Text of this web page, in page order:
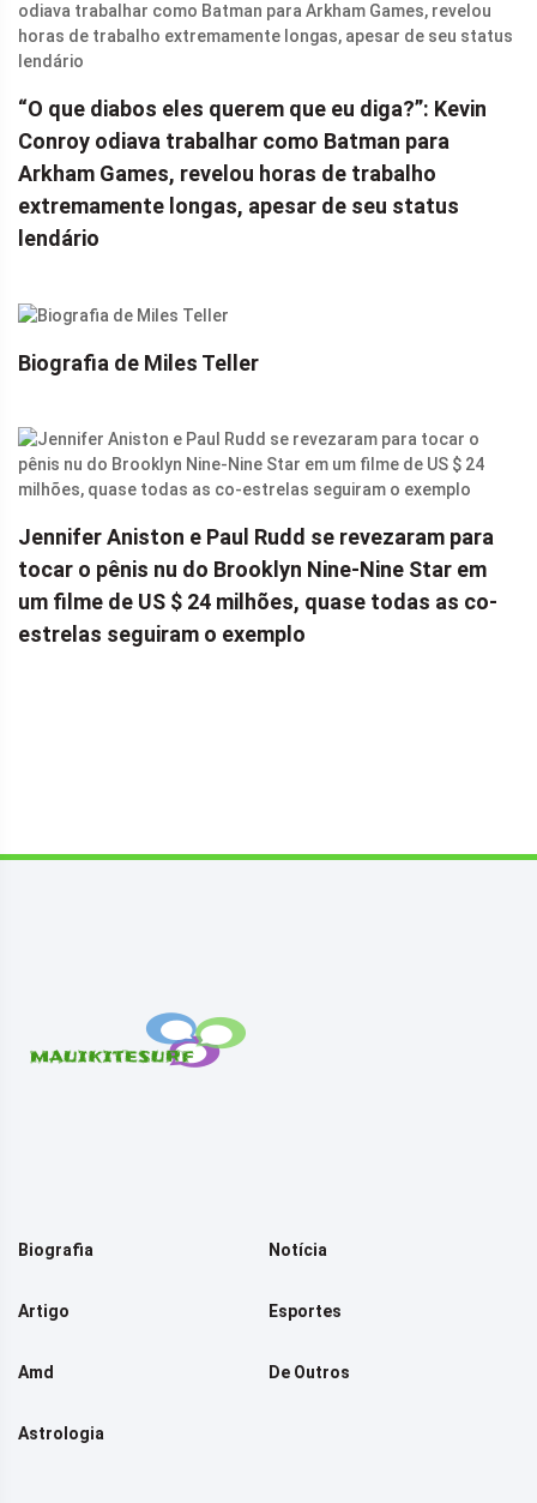
“O que diabos eles querem que eu diga?”: Kevin
Conroy odiava trabalhar como Batman para
Arkham Games, revelou horas de trabalho
extremamente longas, apesar de seu status
lendário
Biografia de Miles Teller
Jennifer Aniston e Paul Rudd se revezaram para
tocar o pênis nu do Brooklyn Nine-Nine Star em
um filme de US $ 24 milhões, quase todas as co-
estrelas seguiram o exemplo
Biografia Notícia
Artigo Esportes
Amd De Outros
Astrologia